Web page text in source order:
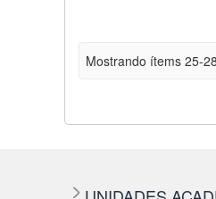
Mostrando ítems 25-